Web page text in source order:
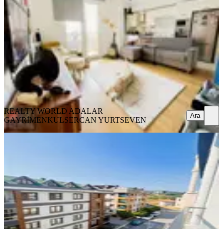
İstanbul, Maltepe
1+1·83 m² ·Bahçe katı · 07.08.2026
60.000 ₺
REALTY WORLD ADALAR GAYRİMENKULSERCAN
YURTSEVEN
Ara
REALTY WORLD ADALAR
GAYRİMENKULSERCAN YURTSEVEN Ara
2+1·90 m²·4. Kat
41.000 ₺